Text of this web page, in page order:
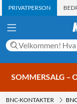
PRIVATPERSON
SOMMERSALG –
BNC-KONTAKTER